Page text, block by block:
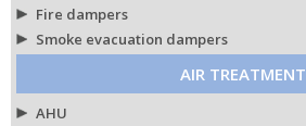
Fire dampers
Smoke evacuation dampers
AIR TREATMENT
AHU